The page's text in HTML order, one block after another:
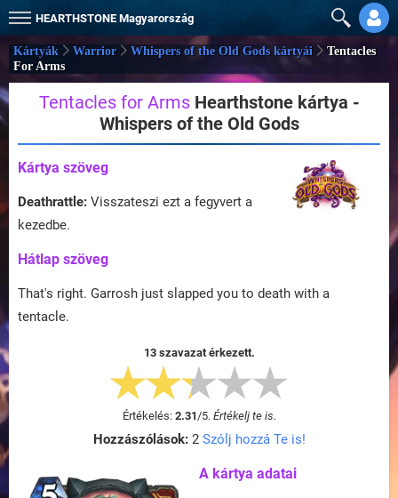
HEARTHSTONE Magyarország
Kártyák Warrior Whispers of the Old Gods kártyái
Tentacles
For Arms
Tentacles for ArmsHearthstone kártya -
Whispers of the Old Gods
Kártya szöveg
Deathrattle: Visszateszi ezt a fegyvert a
kezedbe.
Hátlap szöveg
That's right. Garrosh just slapped you to death with a
tentacle.
13 szavazat érkezett.
Értékelés: 2.31/5. Értékelj te is.
Hozzászólások:2 Szólj hozzá Te is!
A kártya adatai